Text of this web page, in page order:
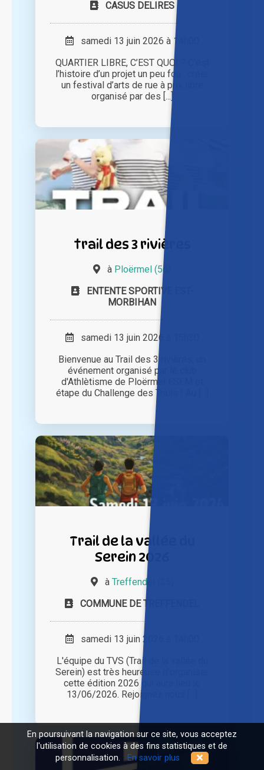
CASUS DELIRES
samedi 13 juin 2026 à 14h00
QUARTIER LIBRE, C’EST QUOI ? C’est
l’histoire d’un projet un peu fou : créer
un festival d’arts de rue à prix libre
organisé par des [...]
trail des 3 rivières
à Ploërmel (56)
ENTENTE SPORTIVE EST-
MORBIHAN
samedi 13 juin 2026 à 15h30
Bienvenue au Trail des 3 rivières, un
événement organisé par le club
d'Athlètisme de Ploërmel ESEM et
étape du Challenge des Trails ! Au [...]
Trail de la vallée du
Serein 2026
à Treffendel (35)
COMMUNE DE TREFFENDEL
samedi 13 juin 2026 à 14h00
L'équipe du TVS (Trail de la vallée du
Serein) est très heureuse d'organiser
cette édition 2026 qui aura lieu le
13/06/2026. Rejoignez nous [...]
En poursuivant la navigation sur ce site, vous acceptez
l'utilisation de cookies à des fins statistiques et de
personnalisation.
En savoir plus